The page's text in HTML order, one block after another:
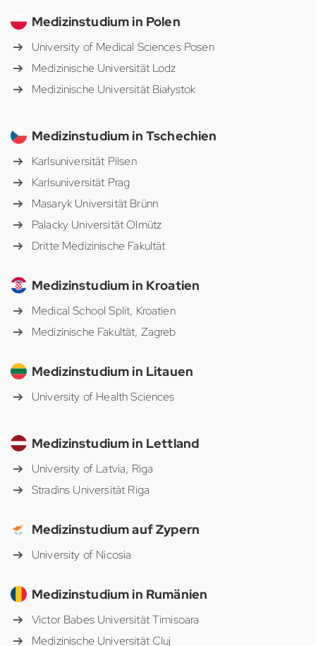
Medizinstudium in Polen
University of Medical Sciences Posen
Medizinische Universität Lodz
Medizinische Universität Białystok
Medizinstudium in Tschechien
Karlsuniversität Pilsen
Karlsuniversität Prag
Masaryk Universität Brünn
Palacky Universität Olmütz
Dritte Medizinische Fakultät
Medizinstudium in Kroatien
Medical School Split, Kroatien
Medizinische Fakultät, Zagreb
Medizinstudium in Litauen
University of Health Sciences
Medizinstudium in Lettland
University of Latvia, Riga
Stradins Universität Riga
Medizinstudium auf Zypern
University of Nicosia
Medizinstudium in Rumänien
Victor Babes Universität Timisoara
Medizinische Universität Cluj